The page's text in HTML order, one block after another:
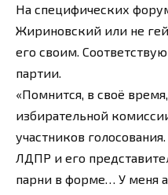
На специфических
Жириновский или не
его своим.
партии.
«Помнится, в своё
избирательной
участников
ЛДПР и его
парни в форме… У меня